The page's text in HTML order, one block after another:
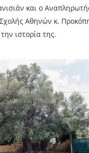
και ο
Αθηνών κ.
ιστορία της.